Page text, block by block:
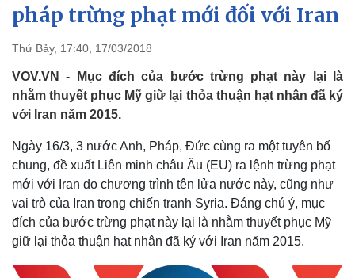
Đảng
Tổ chức nhân sự
Nhận diện sự thật
Tin 24h
Dự báo thời tiết
Việc làm
Biển đảo
pháp trừng phạt mới đối với Iran
Thứ Bảy, 17:40, 17/03/2018
VOV.VN - Mục đích của bước trừng phạt này lại là
nhằm thuyết phục Mỹ giữ lại thỏa thuận hạt nhân đã ký
với Iran năm 2015.
Ngày 16/3, 3 nước Anh, Pháp, Đức cùng ra một tuyên bố
chung, đề xuất Liên minh châu Âu (EU) ra lệnh trừng phạt
mới với Iran do chương trình tên lửa nước này, cũng như
vai trò của Iran trong chiến tranh Syria. Đáng chú ý, mục
đích của bước trừng phạt này lại là nhằm thuyết phục Mỹ
giữ lại thỏa thuận hạt nhân đã ký với Iran năm 2015.